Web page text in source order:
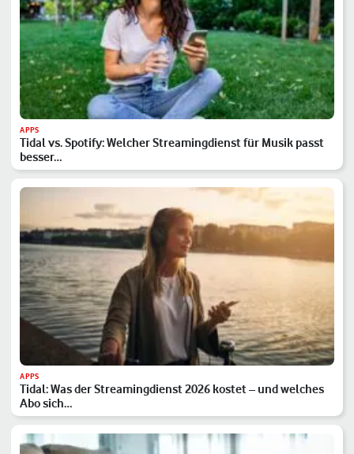
APPS
Tidal vs. Spotify: Welcher Streamingdienst für Musik passt
besser…
APPS
Tidal: Was der Streamingdienst 2026 kostet – und welches
Abo sich…